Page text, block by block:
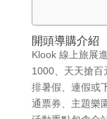
開頭導購介紹
Klook 線上旅展
1000、天天搶
排暑假、連假或
通票券、主題樂